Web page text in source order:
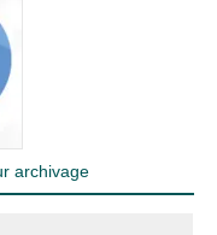
archivage